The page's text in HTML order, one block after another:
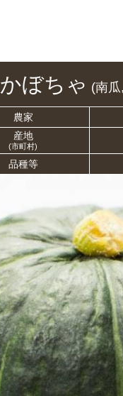
かぼちゃ (南
農家
産地
(市町村)
品種等